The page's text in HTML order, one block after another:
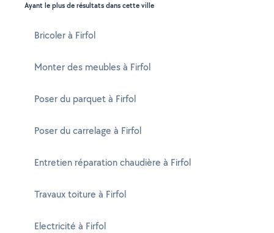
Ayant le plus de résultats dans cette ville
Bricoler à Firfol
Monter des meubles à Firfol
Poser du parquet à Firfol
Poser du carrelage à Firfol
Entretien réparation chaudière à Firfol
Travaux toiture à Firfol
Electricité à Firfol